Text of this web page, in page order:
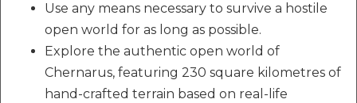
Use any means necessary to survive a hostile
open world for as long as possible.
Explore the authentic open world of
Chernarus, featuring 230 square kilometres of
hand-crafted terrain based on real-life